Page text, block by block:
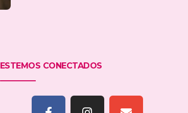
ESTEMOS CONECTADOS